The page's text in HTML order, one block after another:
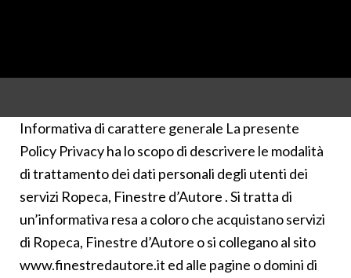
Informativa di carattere generale La presente
Policy Privacy ha lo scopo di descrivere le modalità
di trattamento dei dati personali degli utenti dei
servizi Ropeca, Finestre d’Autore . Si tratta di
un’informativa resa a coloro che acquistano servizi
di Ropeca, Finestre d’Autore o si collegano al sito
www.finestredautore.it ed alle pagine o domini di